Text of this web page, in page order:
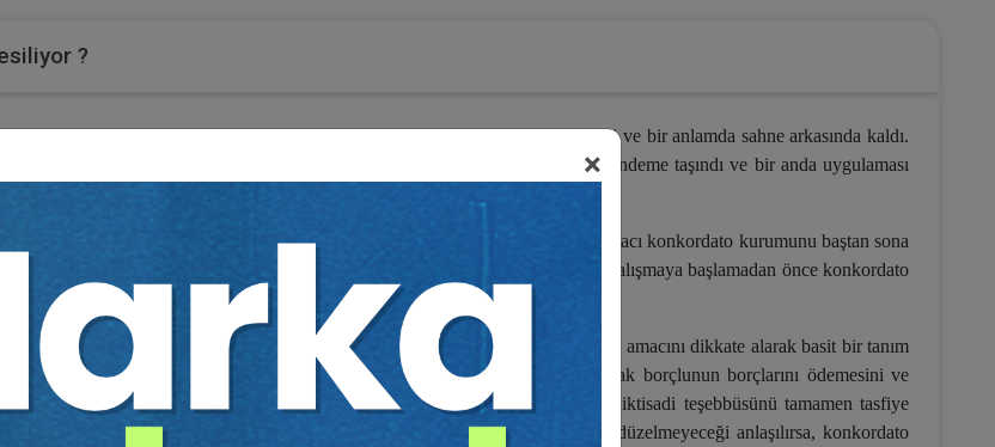
×
?
birçok sebeple çok uzun dönem önemli bir uygulama yeri edinemedi ve bir anlamda sahne arkasında kaldı.
ve yakın zamanda gerçekleştirilen önemli değişikliklerle birlikte konkordato gündeme taşındı ve bir anda uygulaması
konkordato kapsamlı ve karmaşık bir cebri icra kurumudur. Çalışmamızın amacı konkordato kurumunu baştan sona
takiplere etkisini temel esaslar çerçevesinde açıklamaktır. Bununla beraber, çalışmaya başlamadan önce konkordato
görünmektedir. Bununla beraber, unsurlarını ve temel özelliklerini değil sadece amacını dikkate alarak basit bir tanım
kişilerin yargı mercileri ve alacaklıların gözetiminde anlaşmalarını sağlayarak borçlunun borçlarını ödemesini ve
Vurgulamak gerekirse, adi konkordato, borçlunun malvarlığını ve iktisadi teşebbüsünü tamamen tasfiye
ödenmesi amaçlanır. Süreç sırasında, borçlunun mali durumunun düzelmeyeceği anlaşılırsa, konkordato